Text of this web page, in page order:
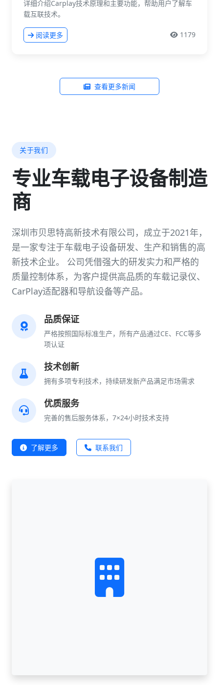
详细介绍Carplay技术原理和主要功能，帮助用户了解车
载互联技术。
阅读更多 1179
查看更多新闻
关于我们
专业车载电子设备制造
商
深圳市贝思特高新技术有限公司，成立于2021年，
是一家专注于车载电子设备研发、生产和销售的高
新技术企业。 公司凭借强大的研发实力和严格的
质量控制体系，为客户提供高品质的车载记录仪、
CarPlay适配器和导航设备等产品。
品质保证
严格按照国际标准生产，所有产品通过CE、FCC等多
项认证
技术创新
拥有多项专利技术，持续研发新产品满足市场需求
优质服务
完善的售后服务体系，7×24小时技术支持
了解更多 联系我们